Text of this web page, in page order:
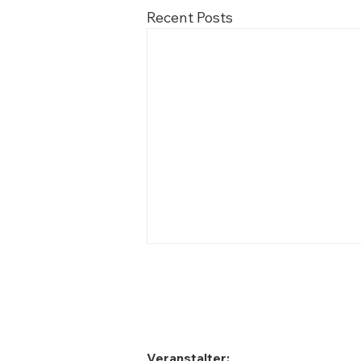
Recent Posts